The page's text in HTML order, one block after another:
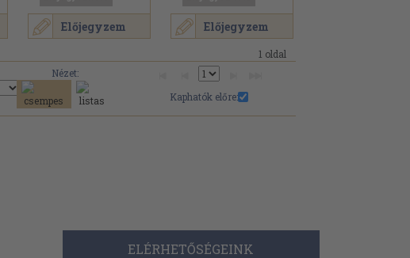
Előjegyzem Előjegyzem
1 oldal
Nézet:
Kaphatók előre:
ELÉRHETŐSÉGEINK